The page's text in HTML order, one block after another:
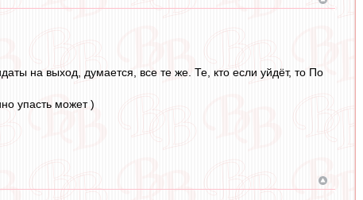
на выход, думается, все те же. Те, кто если уйдёт, то По
упасть может )